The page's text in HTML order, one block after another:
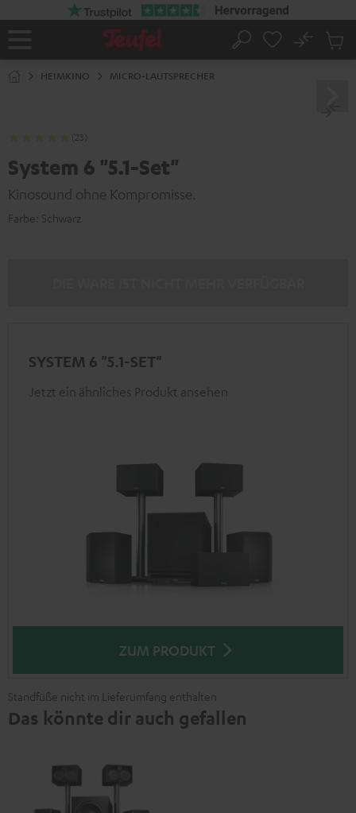
Startseite
Suche
No
HEIMKINO MICRO-LAUTSPRECHER
(23)
System 6 "5.1-Set"
Kinosound ohne Kompromisse.
Farbe: Schwarz
SYSTEM 6 "5.1-SET"
Jetzt ein ähnliches Produkt ansehen
ZUM PRODUKT
Standfüße nicht im Lieferumfang enthalten
Das könnte dir auch gefallen